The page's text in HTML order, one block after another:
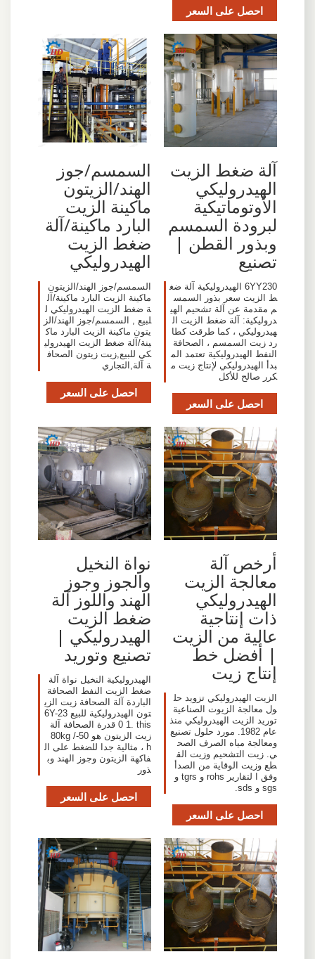
احصل على السعر
آلة ضغط الزيت
الهيدروليكي
الأوتوماتيكية
لبرودة السمسم
وبذور القطن |
تصنيع
6YY230 الهيدروليكية آلة ضغ
ط الزيت سعر بذور السمس
م مقدمة عن آلة تشحيم الهي
دروليكية: آلة ضغط الزيت ال
هيدروليكي ، كما طرقت كطا
رد زيت السمسم ، الصحافة
النفط الهيدروليكية تعتمد الم
بدأ الهيدروليكي لإنتاج زيت م
كرر صالح للأكل
احصل على السعر
السمسم/جوز
الهند/الزيتون
ماكينة الزيت
البارد ماكينة/آلة
ضغط الزيت
الهيدروليكي
السمسم/جوز الهند/الزيتون
ماكينة الزيت البارد ماكينة/آل
ة ضغط الزيت الهيدروليكي ل
لبيع , السمسم/جوز الهند/الز
يتون ماكينة الزيت البارد ماك
ينة/آلة ضغط الزيت الهيدرولي
كي للبيع,زيت زيتون الصحاف
ة آلة,التجاري
احصل على السعر
أرخص آلة
معالجة الزيت
الهيدروليكي
ذات إنتاجية
عالية من الزيت
| أفضل خط
إنتاج زيت
الزيت الهيدروليكي تزويد حل
ول معالجة الزيوت الصناعية
توريد الزيت الهيدروليكي منذ
عام 1982. مورد حلول تصنيع
ومعالجة مياه الصرف الصح
ي. زيت التشحيم وزيت الق
طع وزيت الوقاية من الصدأ
وفق ا لتقارير rohs و tgrs و
sgs و sds.
احصل على السعر
نواة النخيل
والجوز وجوز
الهند واللوز آلة
ضغط الزيت
الهيدروليكي |
تصنيع وتوريد
الهيدروليكية النخيل نواة آلة
ضغط الزيت النفط الصحافة
الباردة آلة الصحافة زيت الزي
تون الهيدروليكية للبيع 6Y-23
0 1. this قدرة الصحافة آلة
زيت الزيتون هو 50-80kg /
h ، مثالية جدا للضغط على ال
فاكهة الزيتون وجوز الهند وب
ذور
احصل على السعر